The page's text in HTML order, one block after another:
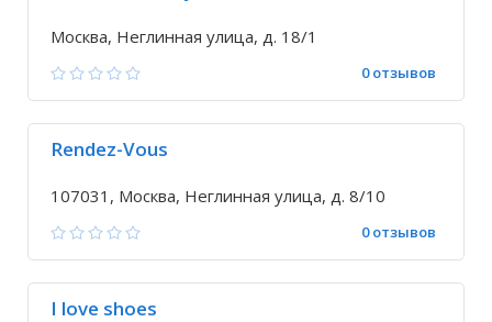
Москва, Неглинная улица, д. 18/1
0 отзывов
Rendez-Vous
107031, Москва, Неглинная улица, д. 8/10
0 отзывов
I love shoes